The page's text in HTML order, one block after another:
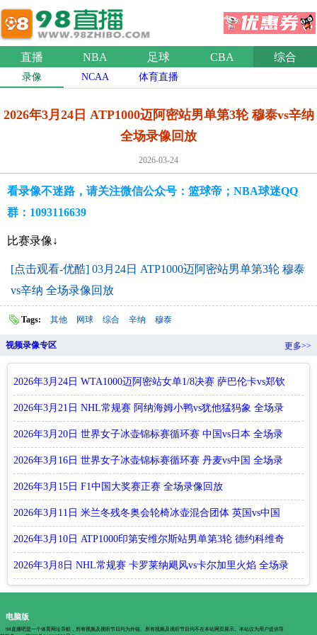
直播 NBA 足球 CBA 综合
录像 NCAA 体育直播
2026年3月24日 ATP1000迈阿密站男单第3轮 穆泰vs辛纳
全场录像回放
2026-03-24
看录像不迷路，请关注微信公众号：篮球帝；NBA球迷QQ
群：1093116639
比赛录像↓
[点击观看-优酷] 03月24日 ATP1000迈阿密站男单第3轮 穆泰
vs辛纳 全场录像回放
Tags: 其他 网球 综合 辛纳 穆泰
视频录像专区 更多>>
2026年3月24日 WTA1000迈阿密站女单1/8决赛 萨巴伦卡vs郑钦
文 全场录像回放
2026年3月21日 NHL常规赛 阿纳海姆小鸭vs犹他猛犸象 全场录
像回放
2026年3月20日 世界女子冰壶锦标赛循环赛 中国vs日本 全场录
像回放
2026年3月16日 世界女子冰壶锦标赛循环赛 丹麦vs中国 全场录
像回放
2026年3月15日 F1中国大奖赛正赛 全场录像回放
2026年3月11日 米兰冬残冬奥会轮椅冰壶混合团体 英国vs中国
全场录像回放
2026年3月10日 ATP1000印第安维尔斯站男单第3轮 德约科维奇
vs科瓦切维奇 全场录像回放
2026年3月8日 NHL常规赛 卡罗莱纳飓风vs卡尔加里火焰 全场录
像回放
电脑版
98直播吧是一个体育网址导航，所有视频及视听节目均为外链。所有视频及视听节目均不在本站网页展示。本站仅为用户提供导